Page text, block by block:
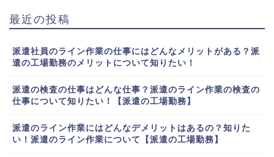
最近の投稿
派遣社員のライン作業の仕事にはどんなメリットがある？派
遣の工場勤務のメリットについて知りたい！
派遣の検査の仕事はどんな仕事？派遣のライン作業の検査の
仕事について知りたい！【派遣の工場勤務】
派遣のライン作業にはどんなデメリットはあるの？知りた
い！派遣のライン作業について【派遣の工場勤務】